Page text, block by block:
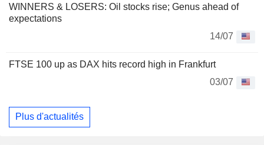
WINNERS & LOSERS: Oil stocks rise; Genus ahead of
expectations
14/07
FTSE 100 up as DAX hits record high in Frankfurt
03/07
Plus d'actualités